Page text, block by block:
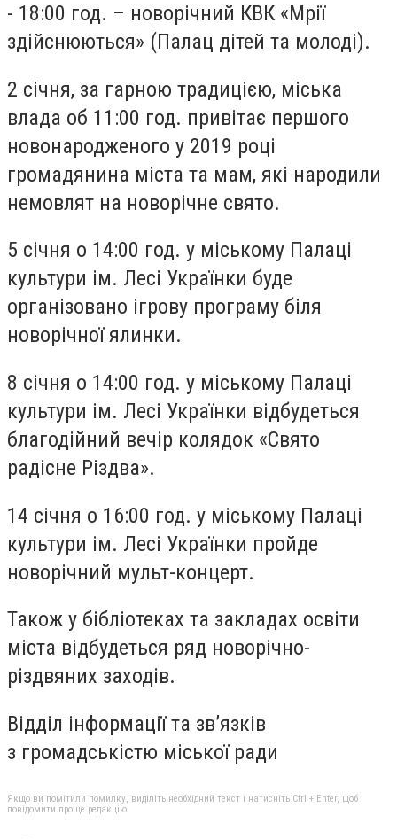
- 18:00 год. – новорічний КВК «Мрії
здійснюються» (Палац дітей та молоді).
2 січня, за гарною традицією, міська
влада об 11:00 год. привітає першого
новонародженого у 2019 році
громадянина міста та мам, які народили
немовлят на новорічне свято.
5 січня о 14:00 год. у міському Палаці
культури ім. Лесі Українки буде
організовано ігрову програму біля
новорічної ялинки.
8 січня о 14:00 год. у міському Палаці
культури ім. Лесі Українки відбудеться
благодійний вечір колядок «Свято
радісне Різдва».
14 січня о 16:00 год. у міському Палаці
культури ім. Лесі Українки пройде
новорічний мульт-концерт.
Також у бібліотеках та закладах освіти
міста відбудеться ряд новорічно-
різдвяних заходів.
Відділ інформації та зв’язків
з громадськістю міської ради
Якщо ви помітили помилку, виділіть необхідний текст і натисніть Ctrl + Enter, щоб
повідомити про це редакцію